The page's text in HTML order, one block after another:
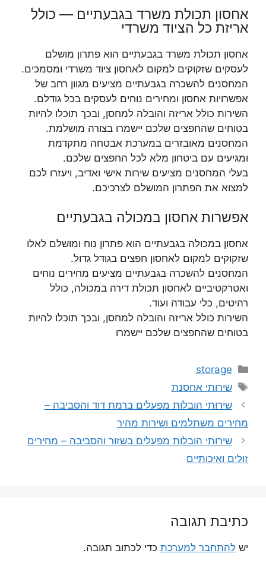
אחסון תכולת משרד בגבעתיים — כולל
אריזת כל הציוד משרדי
אחסון תכולת משרד בגבעתיים הוא פתרון מושלם
לעסקים שזקוקים למקום לאחסון ציוד משרדי ומסמכים.
המחסנים להשכרה בגבעתיים מציעים מגוון רחב של
אפשרויות אחסון ומחירים נוחים לעסקים בכל גודלם.
השירות כולל אריזה והובלה למחסן, ובכך תוכלו להיות
בטוחים שהחפצים שלכם יישמרו בצורה מושלמת.
המחסנים מאובזרים במערכת אבטחה מתקדמת
ומגיעים עם ביטחון מלא לכל החפצים שלכם.
בעלי המחסנים מציעים שירות אישי ואדיב, ויעזרו לכם
למצוא את הפתרון המושלם לצרכיכם.
אפשרות אחסון במכולה בגבעתיים
אחסון במכולה בגבעתיים הוא פתרון נוח ומושלם לאלו
שזקוקים למקום לאחסון חפצים בגודל גדול.
המחסנים להשכרה בגבעתיים מציעים מחירים נוחים
ואטרקטיביים לאחסון תכולת דירה במכולה, כולל
רהיטים, כלי עבודה ועוד.
השירות כולל אריזה והובלה למחסן, ובכך תוכלו להיות
בטוחים שהחפצים שלכם יישמרו
קטגוריות
storage
תגיות
שירותי אחסנת
שירותי הובלות מפעלים ברמת דוד והסביבה –
מחירים משתלמים ושירות מהיר
שירותי הובלות מפעלים בשזור והסביבה – מחירים
זולים ואיכותיים
כתיבת תגובה
יש להתחבר למערכת כדי לכתוב תגובה.